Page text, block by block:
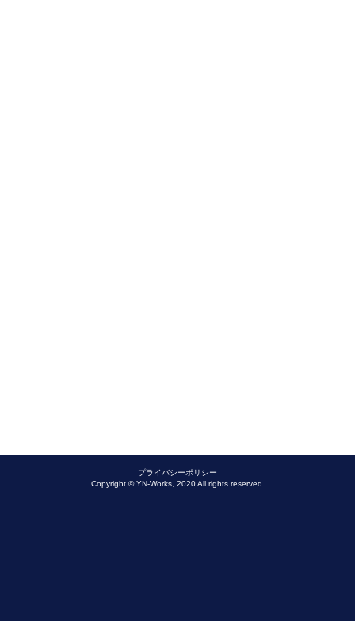
プライバシーポリシー
Copyright © YN-Works, 2020 All rights reserved.